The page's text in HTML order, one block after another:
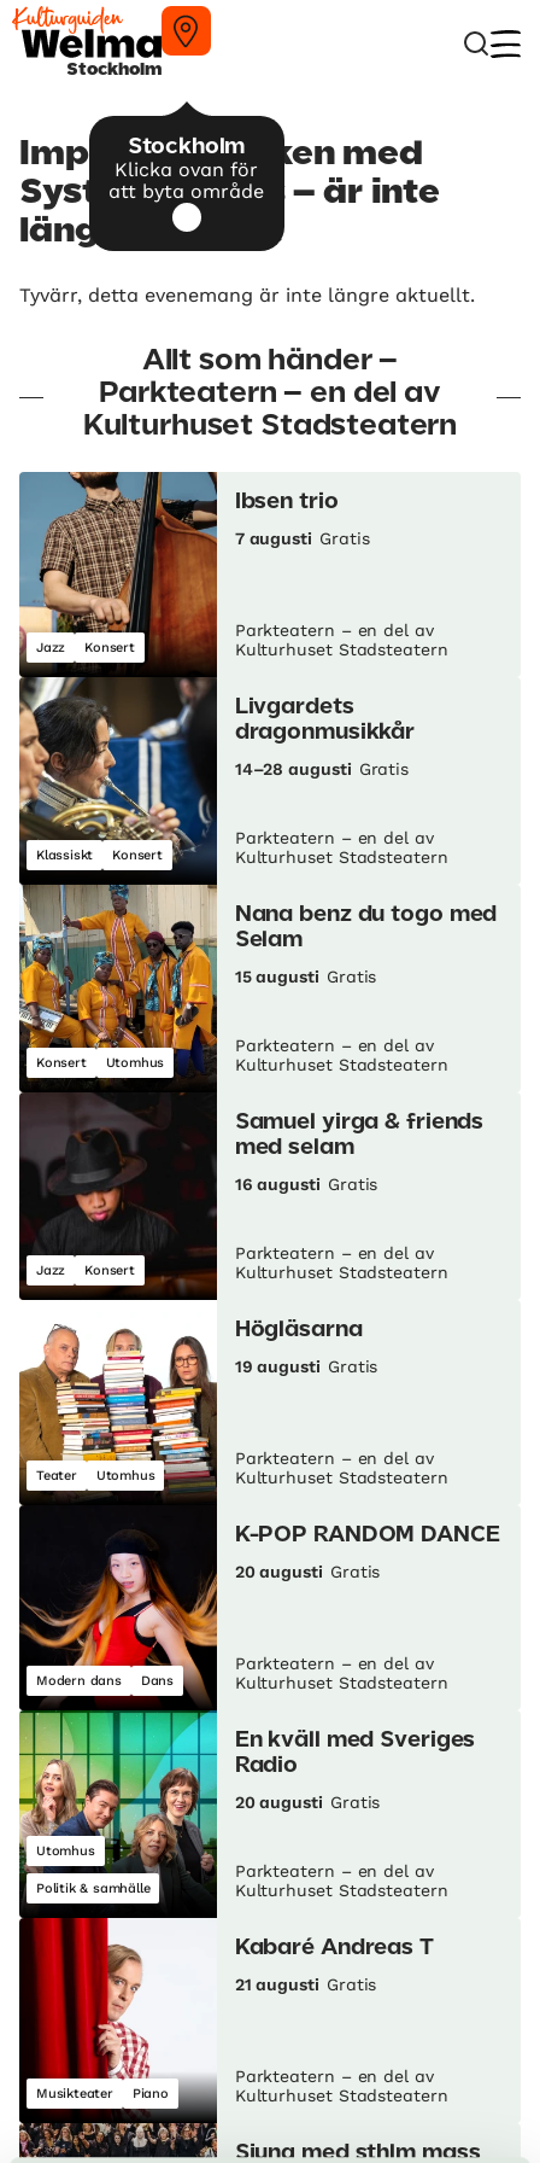
Stockholm
Stockholm
Klicka ovan för
att byta område
Impro under Eken med
Systrar i Jeans – är inte
längre aktuellt
Tyvärr, detta evenemang är inte längre aktuellt.
Allt som händer –
Parkteatern – en del av
Kulturhuset Stadsteatern
Jazz Konsert
Ibsen trio
7 augusti Gratis
Parkteatern – en del av
Kulturhuset Stadsteatern
Klassiskt Konsert
Livgardets
dragonmusikkår
14–28 augusti Gratis
Parkteatern – en del av
Kulturhuset Stadsteatern
Konsert Utomhus
Nana benz du togo med
Selam
15 augusti Gratis
Parkteatern – en del av
Kulturhuset Stadsteatern
Jazz Konsert
Samuel yirga & friends
med selam
16 augusti Gratis
Parkteatern – en del av
Kulturhuset Stadsteatern
Teater Utomhus
Högläsarna
19 augusti Gratis
Parkteatern – en del av
Kulturhuset Stadsteatern
Modern dans Dans
K-POP RANDOM DANCE
20 augusti Gratis
Parkteatern – en del av
Kulturhuset Stadsteatern
Utomhus
Politik & samhälle
En kväll med Sveriges
Radio
20 augusti Gratis
Parkteatern – en del av
Kulturhuset Stadsteatern
Musikteater Piano
Kabaré Andreas T
21 augusti Gratis
Parkteatern – en del av
Kulturhuset Stadsteatern
Sjung med sthlm mass